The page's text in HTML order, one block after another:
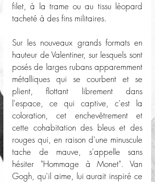
filet, à la trame ou au tissu léopard
tacheté à des fins militaires.
Sur les nouveaux grands formats en
hauteur de Valentiner, sur lesquels sont
posés de larges rubans apparemment
métalliques qui se courbent et se
plient, flottant librement dans
l'espace, ce qui captive, c'est la
coloration, cet enchevêtrement et
cette cohabitation des bleus et des
rouges qui, en raison d'une minuscule
tache de mauve, s'appelle sans
hésiter "Hommage à Monet". Van
Gogh, qu'il aime, lui aurait inspiré ce